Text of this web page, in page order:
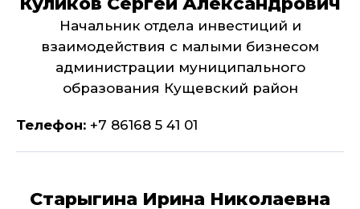
Начальник отдела инвестиций и
взаимодействия с малыми бизнесом
администрации муниципального
образования Кущевский район
Телефон: +7 86168 5 41 01
Старыгина Ирина Николаевна